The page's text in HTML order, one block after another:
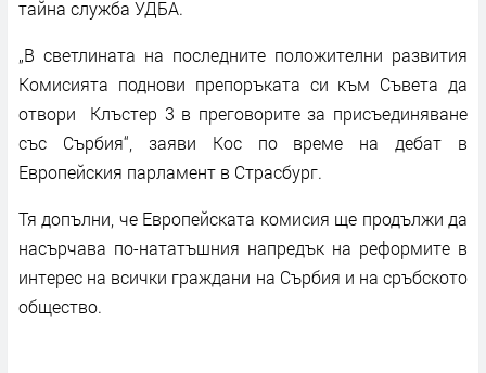
тайна служба УДБА.
„В светлината на последните положителни развития
Комисията поднови препоръката си към Съвета да
отвори Клъстер 3 в преговорите за присъединяване
със Сърбия“, заяви Кос по време на дебат в
Европейския парламент в Страсбург.
Тя допълни, че Европейската комисия ще продължи да
насърчава по-нататъшния напредък на реформите в
интерес на всички граждани на Сърбия и на сръбското
общество.